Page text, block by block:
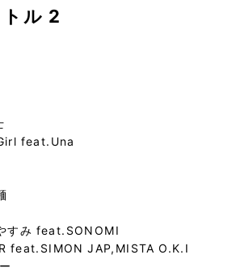
ル 2
feat.Una
すみ feat.SONOMI
feat.SIMON JAP,MISTA O.K.I